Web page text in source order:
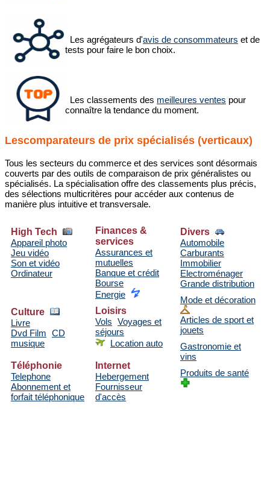
Les agrégateurs d'avis de consommateurs et de
tests pour faire le bon choix.
Les classements des meilleures ventes pour
connaître la tendance du moment.
Lescomparateurs de prix spécialisés (verticaux)
Tous les secteurs du commerce et des services sont désormais
couverts par des outils de comparaison de prix généralistes ou
spécialisés. La spécialisation offre des classements plus précis,
des sélections multicritères pour accéder aux contenus de
manière plus intuitive et transversale.
High Tech
Appareil photo
Jeu vidéo
Son et vidéo
Ordinateur
Finances &
services
Assurances et
mutuelles
Banque et crédit
Bourse
Energie
Divers
Automobile
Carburants
Immobilier
Electroménager
Grande distribution
Mode et décoration
Articles de sport et
jouets
Gastronomie et
vins
Produits de santé
Culture
Livre
Dvd Film CD
musique
Loisirs
Vols Voyages et
séjours
Location auto
Téléphonie
Telephone
Abonnement et
forfait téléphonique
Internet
Hebergement
Fournisseur
d'accès